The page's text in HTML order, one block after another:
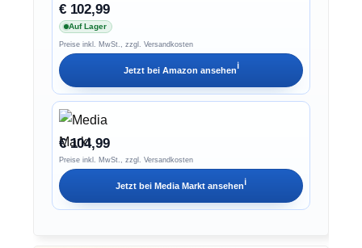
€ 102,99
Auf Lager
Preise inkl. MwSt., zzgl. Versandkosten
Jetzt bei Amazon ansehenℹ︎
€ 104,99
Preise inkl. MwSt., zzgl. Versandkosten
Jetzt bei Media Markt ansehenℹ︎